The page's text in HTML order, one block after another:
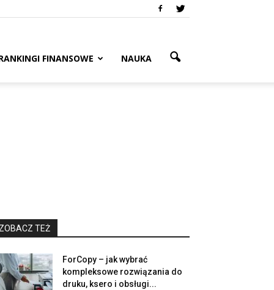
FINANSOWE NAUKA
ZOBACZ TEŻ
ForCopy – jak wybrać
kompleksowe rozwiązania do
druku, ksero i obsługi...